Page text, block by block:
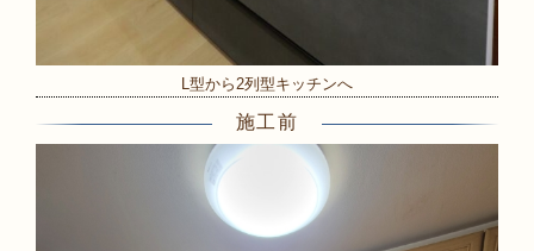
L型から2列型キッチンへ
施工前